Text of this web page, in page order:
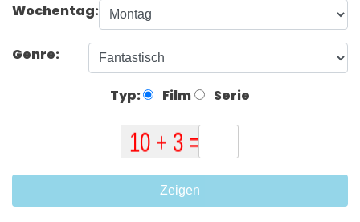
Wochentag:
Genre:
Typ: Film Serie
Zeigen